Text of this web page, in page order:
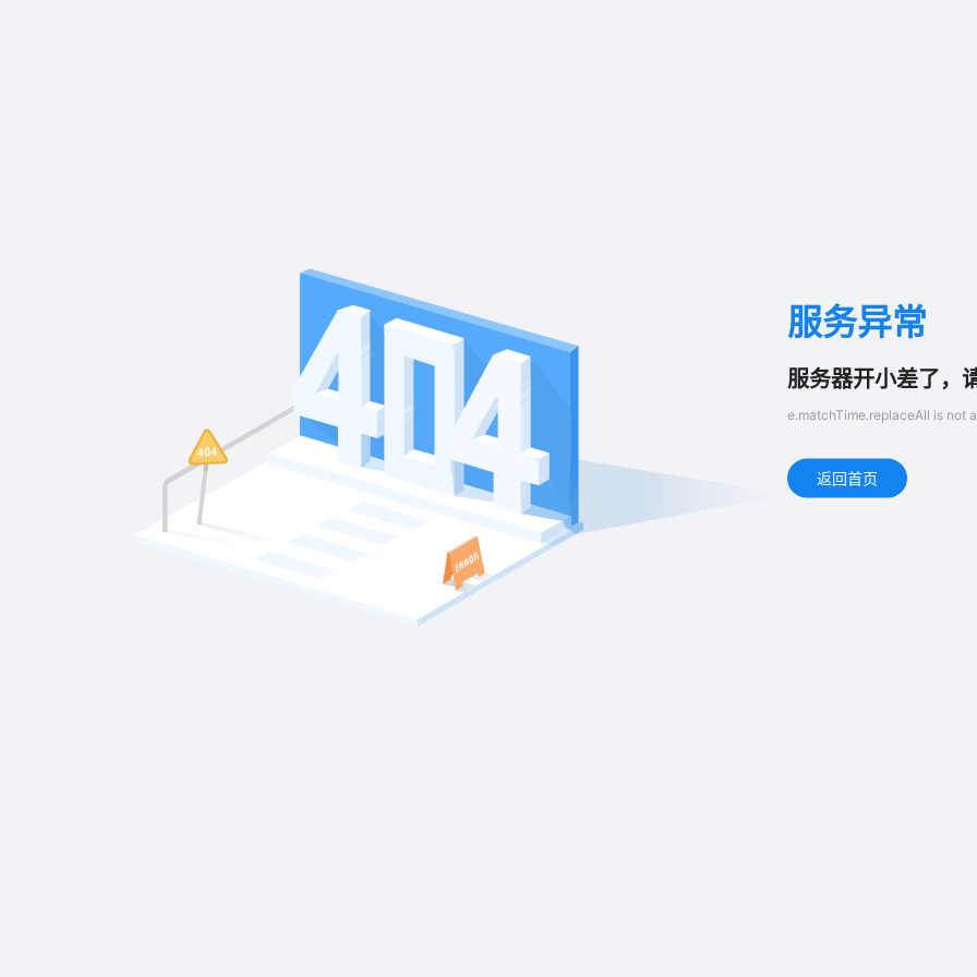
服务异常
服务器开小差了，
e.matchTime.replaceAll is not
返回首页